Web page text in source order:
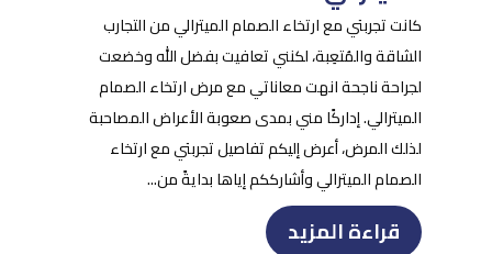
كانت تجربتي مع ارتخاء الصمام الميترالي من التجارب
الشاقة والمُتعِبة، لكنني تعافيت بفضل الله وخضعت
لجراحة ناجحة انهت معاناتي مع مرض ارتخاء الصمام
الميترالي. إداركًا مني بمدى صعوبة الأعراض المصاحبة
لذلك المرض، أعرض إليكم تفاصيل تجربتي مع ارتخاء
الصمام الميترالي وأشارككم إياها بدايةً من...
قراءة المزيد